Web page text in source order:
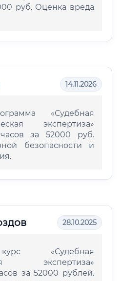
руб. Оценка вреда
14.11.2026
«Судебная
экспертиза»
за 52000 руб.
безопасности и
28.10.2025
«Судебная
экспертиза»
за 52000 рублей.